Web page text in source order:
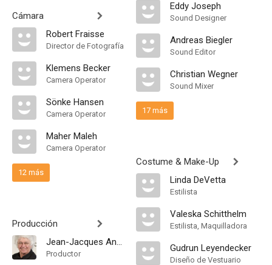
Cámara
Robert Fraisse
Director de Fotografía
Klemens Becker
Camera Operator
Sönke Hansen
Camera Operator
Maher Maleh
Camera Operator
12 más
Producción
Jean-Jacques Annaud
Productor
Eddy Joseph
Sound Designer
Andreas Biegler
Sound Editor
Christian Wegner
Sound Mixer
17 más
Costume & Make-Up
Linda DeVetta
Estilista
Valeska Schitthelm
Estilista, Maquilladora
Gudrun Leyendecker
Diseño de Vestuario